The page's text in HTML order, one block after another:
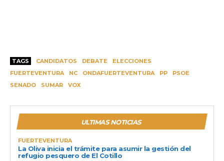
TAGS CANDIDATOS DEBATE
ELECCIONES
FUERTEVENTURA
NC ONDAFUERTEVENTURA PP
PSOE
SENADO
SUMAR VOX
ULTIMAS NOTICIAS
FUERTEVENTURA
La Oliva inicia el trámite para asumir la gestión del
refugio pesquero de El Cotillo